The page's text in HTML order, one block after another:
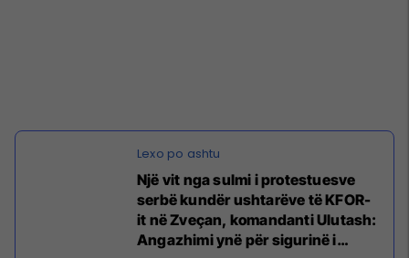
Një vit nga sulmi i protestuesve
serbë kundër ushtarëve të KFOR-
it në Zveçan, komandanti Ulutash:
Angazhimi ynë për sigurinë i